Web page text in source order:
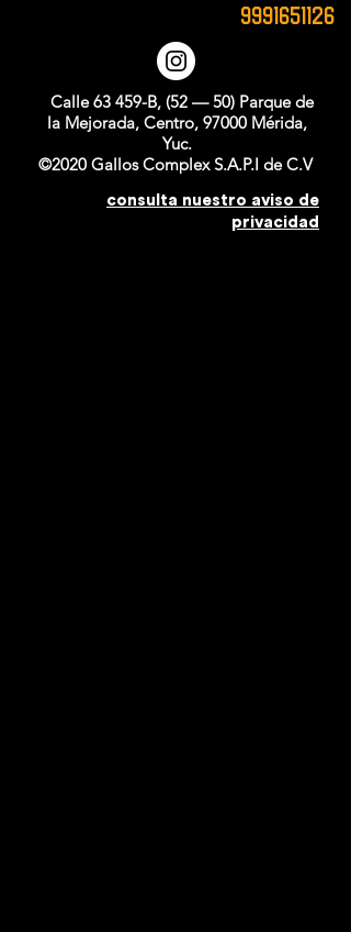
9991651126
Calle 63 459-B, (52 — 50) Parque de
la Mejorada, Centro, 97000 Mérida,
Yuc.
©2020 Gallos Complex S.A.P.I de C.V
consulta nuestro aviso de
privacidad